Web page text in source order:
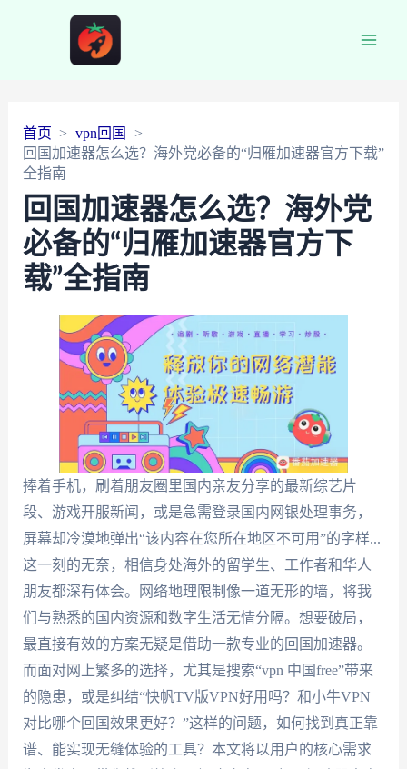
首页
vpn回国
回国加速器怎么选？海外党必备的“归雁加速器官方下载”
全指南
回国加速器怎么选？海外党
必备的“归雁加速器官方下
载”全指南
捧着手机，刷着朋友圈里国内亲友分享的最新综艺片
段、游戏开服新闻，或是急需登录国内网银处理事务，
屏幕却冷漠地弹出“该内容在您所在地区不可用”的字样...
这一刻的无奈，相信身处海外的留学生、工作者和华人
朋友都深有体会。网络地理限制像一道无形的墙，将我
们与熟悉的国内资源和数字生活无情分隔。想要破局，
最直接有效的方案无疑是借助一款专业的回国加速器。
而面对网上繁多的选择，尤其是搜索“vpn 中国free”带来
的隐患，或是纠结“快帆TV版VPN好用吗？和小牛VPN
对比哪个回国效果更好？”这样的问题，如何找到真正靠
谱、能实现无缝体验的工具？本文将以用户的核心需求